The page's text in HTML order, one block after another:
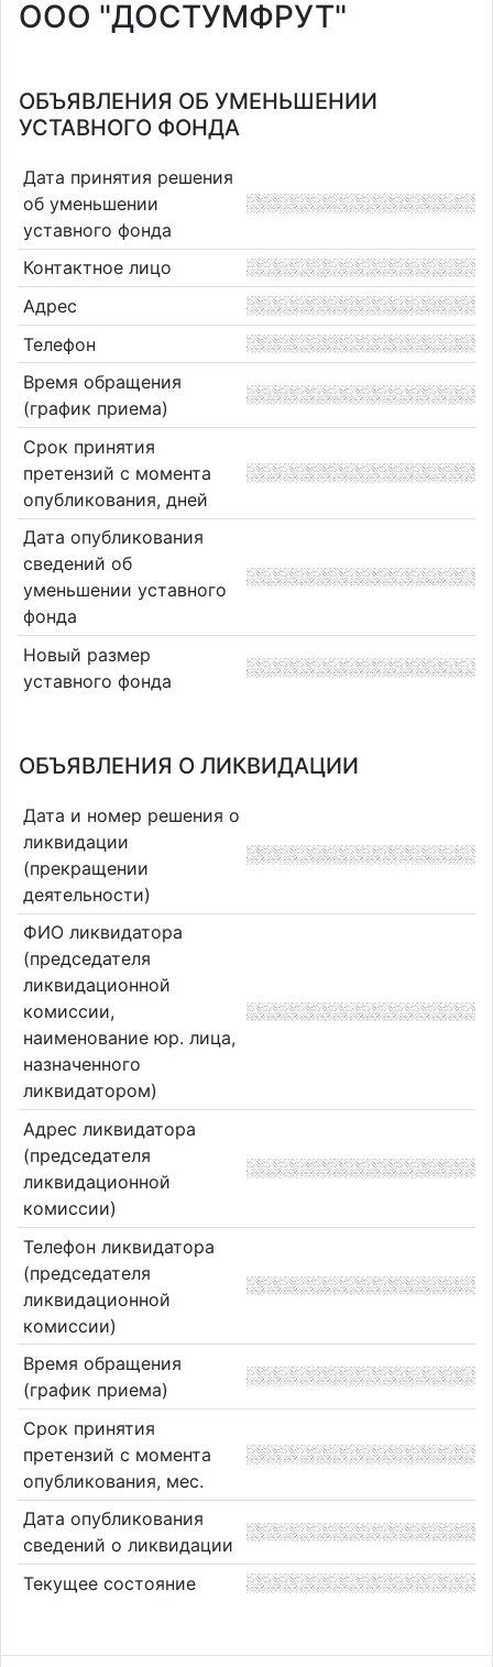
ООО "ДОСТУМФРУТ"
ОБЪЯВЛЕНИЯ ОБ УМЕНЬШЕНИИ
УСТАВНОГО ФОНДА
Дата принятия решения
об уменьшении
уставного фонда
Контактное лицо
Адрес
Телефон
Время обращения
(график приема)
Срок принятия
претензий с момента
опубликования, дней
Дата опубликования
сведений об
уменьшении уставного
фонда
Новый размер
уставного фонда
ОБЪЯВЛЕНИЯ О ЛИКВИДАЦИИ
Дата и номер решения о
ликвидации
(прекращении
деятельности)
ФИО ликвидатора
(председателя
ликвидационной
комиссии,
наименование юр. лица,
назначенного
ликвидатором)
Адрес ликвидатора
(председателя
ликвидационной
комиссии)
Телефон ликвидатора
(председателя
ликвидационной
комиссии)
Время обращения
(график приема)
Срок принятия
претензий с момента
опубликования, мес.
Дата опубликования
сведений о ликвидации
Текущее состояние